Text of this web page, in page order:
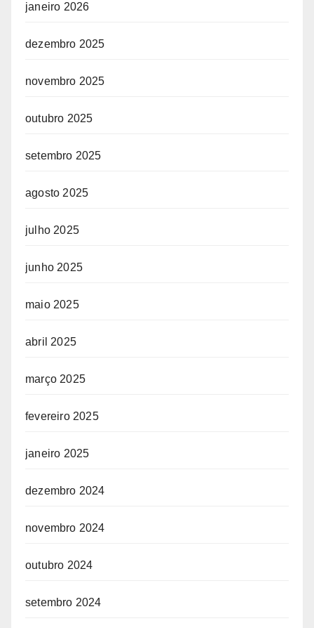
janeiro 2026
dezembro 2025
novembro 2025
outubro 2025
setembro 2025
agosto 2025
julho 2025
junho 2025
maio 2025
abril 2025
março 2025
fevereiro 2025
janeiro 2025
dezembro 2024
novembro 2024
outubro 2024
setembro 2024